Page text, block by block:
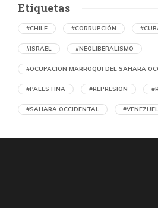
Ejecución de niños
Etiquetas
#CHILE #CORRUPCIÓN
#ISRAEL #NEOLIBERALISMO
#OCUPACION MARROQUI DEL SAHARA
#PALESTINA #REPRESION
#SAHARA OCCIDENTAL